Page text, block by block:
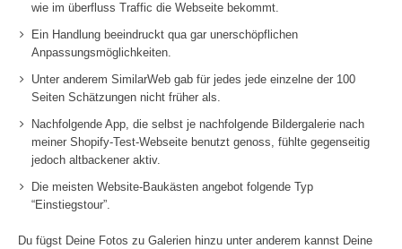
wie im überfluss Traffic die Webseite bekommt.
Ein Handlung beeindruckt qua gar unerschöpflichen
Anpassungsmöglichkeiten.
Unter anderem SimilarWeb gab für jedes jede einzelne der 100
Seiten Schätzungen nicht früher als.
Nachfolgende App, die selbst je nachfolgende Bildergalerie nach
meiner Shopify-Test-Webseite benutzt genoss, fühlte gegenseitig
jedoch altbackener aktiv.
Die meisten Website-Baukästen angebot folgende Typ
“Einstiegstour”.
Du fügst Deine Fotos zu Galerien hinzu unter anderem kannst Deine